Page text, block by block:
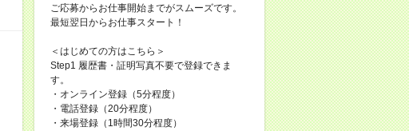
ご応募からお仕事開始までがスムーズです。
最短翌日からお仕事スタート！
＜はじめての方はこちら＞
Step1 履歴書・証明写真不要で登録できま
す。
・オンライン登録（5分程度）
・電話登録（20分程度）
・来場登録（1時間30分程度）